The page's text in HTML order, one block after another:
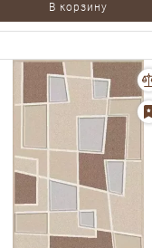
В корзину